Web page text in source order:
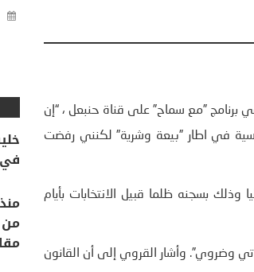
حزب قلب تونس، نبيل القروي، لدى حضوره مساء اليوم الأحد 7 جوان 2020، في برنامج ”مع سماح” على قناة حنبعل ، “إن
في اطار ”بيعة وشرية” لكنني رفضت
بسجنه ظلما قبيل الانتخابات بأيام
وضروي”. وأشار القروي إلى أن القانون